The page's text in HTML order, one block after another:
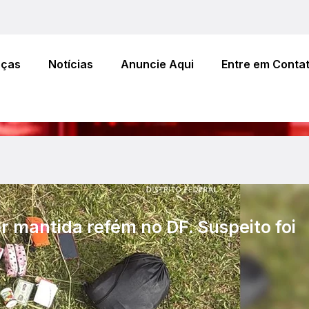
Notícias Anuncie Aqui Entre em
refém no DF. Suspeito foi